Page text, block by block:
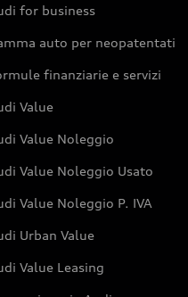
for business
auto per neopatentati
finanziarie e servizi
Value
Value Noleggio
Value Noleggio Usato
Value Noleggio P. IVA
Urban Value
Value Leasing